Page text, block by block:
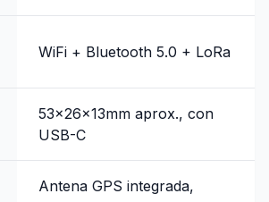
WiFi + Bluetooth 5.0 + LoRa
53x26x13mm aprox., con
USB-C
Antena GPS integrada,